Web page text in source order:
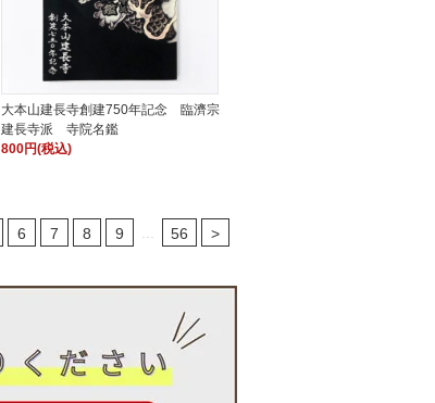
大本山建長寺創建750年記念 臨濟宗
建長寺派 寺院名鑑
800円(税込)
6 7 8 9 56 >